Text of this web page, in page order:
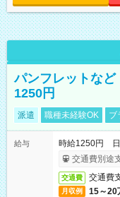
パンフレットな
1250円
派遣 職種未経験OK ブ
給与
時給1250円 日
交通費別途
交通費 交通費
月収例 15～20